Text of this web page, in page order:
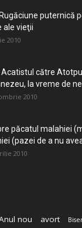
puternică
ale vieţii
2010
către
la vreme de
2010
păcatul malahiei
(pazei de a nu
2010
nou avort